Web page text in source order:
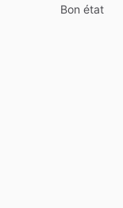
Bon état